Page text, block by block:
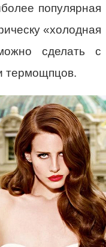
популярная
«холодная
сделать с
термощпцов.